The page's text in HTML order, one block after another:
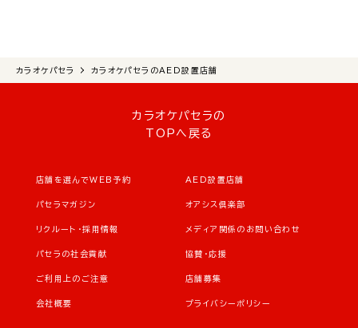
カラオケパセラ カラオケパセラのAED設置店舗
カラオケパセラの
TOPへ戻る
店舗を選んでWEB予約 AED設置店舗
パセラマガジン オアシス倶楽部
リクルート・採用情報 メディア関係のお問い合わせ
パセラの社会貢献 協賛・応援
ご利用上のご注意 店舗募集
会社概要 プライバシーポリシー